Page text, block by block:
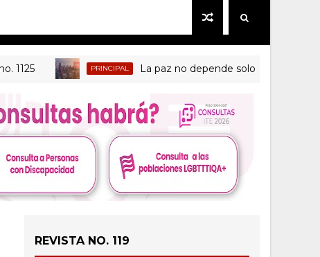
PRINCIPAL La paz no depende solo de las instituciones
REVISTA NO. 119